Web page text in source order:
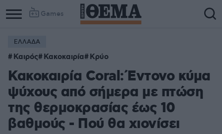
Games
ΕΛΛΑΔΑ
Καιρός Κακοκαιρία Κρύο
Κακοκαιρία Coral: Έντονο κύμα
ψύχους από σήμερα με πτώση
της θερμοκρασίας έως 10
βαθμούς - Πού θα χιονίσει